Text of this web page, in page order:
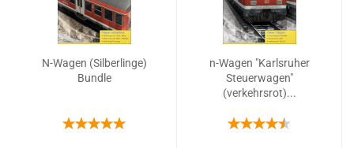
N-Wagen (Silberlinge)
Bundle
n-Wagen "Karlsruher
Steuerwagen"
(verkehrsrot)...